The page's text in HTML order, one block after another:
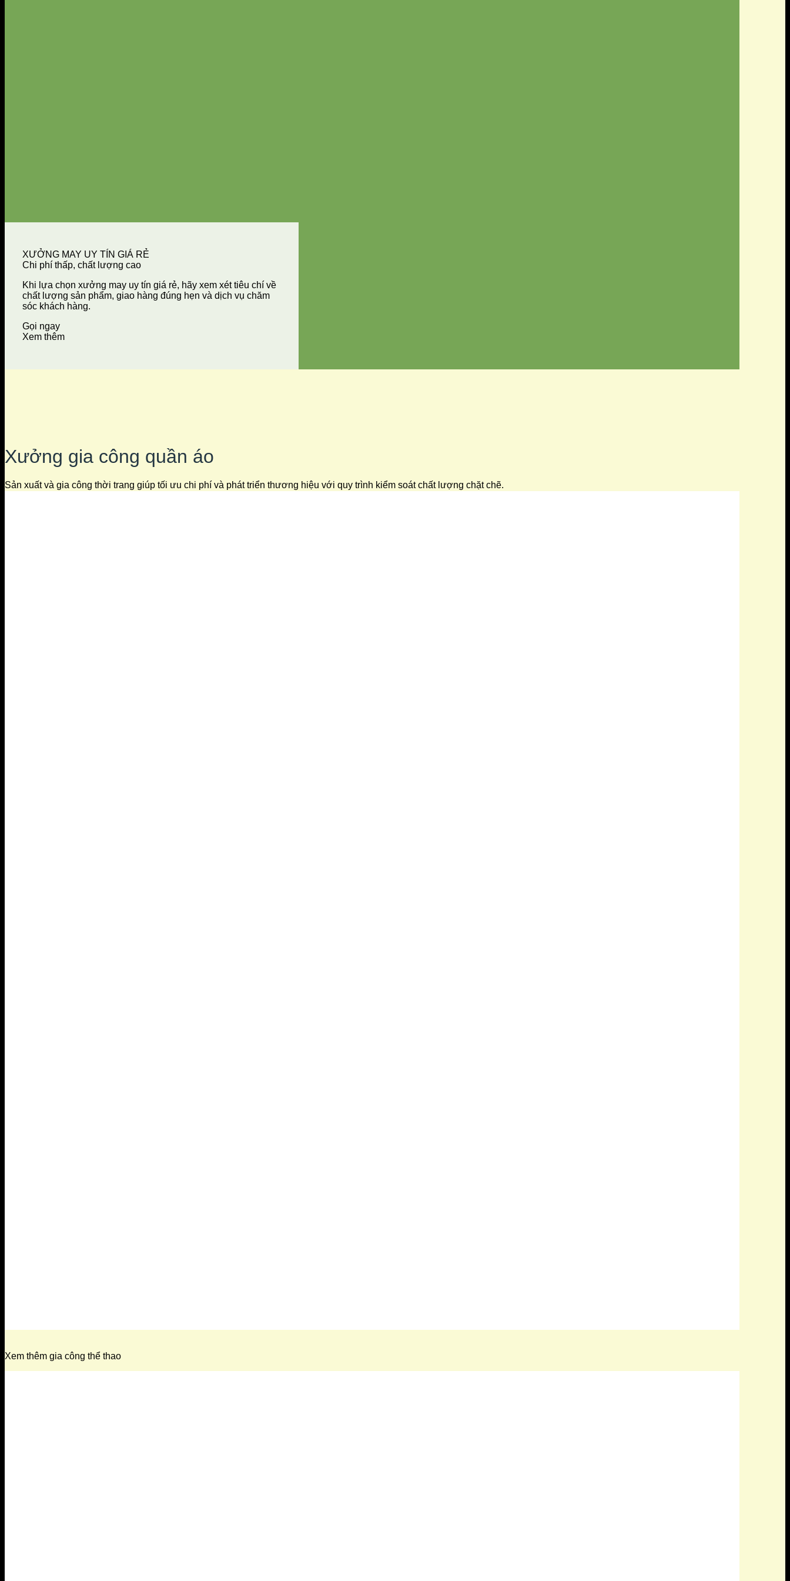
XƯỞNG MAY UY TÍN GIÁ RẺ
Chi phí thấp, chất lượng cao
Khi lựa chọn xưởng may uy tín giá rẻ, hãy xem xét tiêu chí về
chất lượng sản phẩm, giao hàng đúng hẹn và dịch vụ chăm
sóc khách hàng.
Gọi ngay
Xem thêm
Xưởng gia công quần áo
Sản xuất và gia công thời trang giúp tối ưu chi phí và phát triển thương hiệu với quy trình kiểm soát chất lượng chặt chẽ.
Xem thêm gia công thể thao